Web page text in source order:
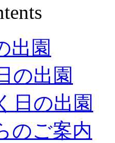
出園
の出園
日の出園
のご案内